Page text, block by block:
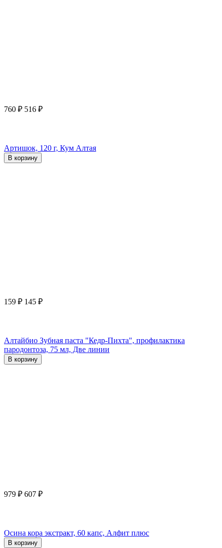
760 ₽ 516 ₽
Артишок, 120 г, Кум Алтая
В корзину
159 ₽ 145 ₽
Алтайбио Зубная паста "Кедр-Пихта", профилактика
пародонтоза, 75 мл, Две линии
В корзину
979 ₽ 607 ₽
Осина кора экстракт, 60 капс, Алфит плюс
В корзину